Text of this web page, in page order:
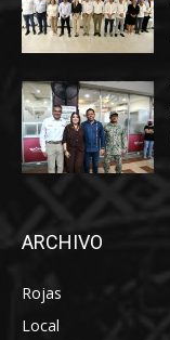
ARCHIVO
Rojas
Local